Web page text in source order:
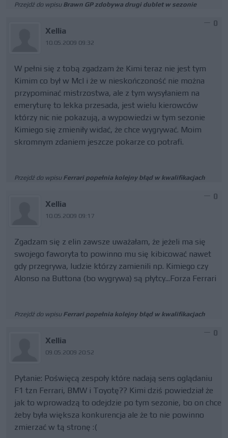
Przejdź do wpisu Brawn GP zdobywa drugi dublet w sezonie
Xellia
10.05.2009 09:32
0
W pełni się z tobą zgadzam że Kimi teraz nie jest tym
Kimim co był w Mcl i że w nieskończoność nie można
przypominać mistrzostwa, ale z tym wysyłaniem na
emeryturę to lekka przesada, jest wielu kierowców
którzy nic nie pokazują, a wypowiedzi w tym sezonie
Kimiego się zmieniły widać, że chce wygrywać. Moim
skromnym zdaniem jeszcze pokarze co potrafi.
Przejdź do wpisu Ferrari popełnia kolejny błąd w kwalifikacjach
Xellia
10.05.2009 09:17
0
Zgadzam się z elin zawsze uważałam, że jeżeli ma się
swojego faworyta to powinno mu się kibicować nawet
gdy przegrywa, ludzie którzy zamienili np. Kimiego czy
Alonso na Buttona (bo wygrywa) są płytcy...Forza Ferrari
Przejdź do wpisu Ferrari popełnia kolejny błąd w kwalifikacjach
Xellia
09.05.2009 20:52
0
Pytanie: Poświęcą zespoły które nadają sens oglądaniu
F1 tzn Ferrari, BMW i Toyotę?? Kimi dziś powiedział że
jak to wprowadzą to odejdzie po tym sezonie, bo on chce
żeby była większa konkurencja ale że to nie powinno
zmierzać w tą stronę :(